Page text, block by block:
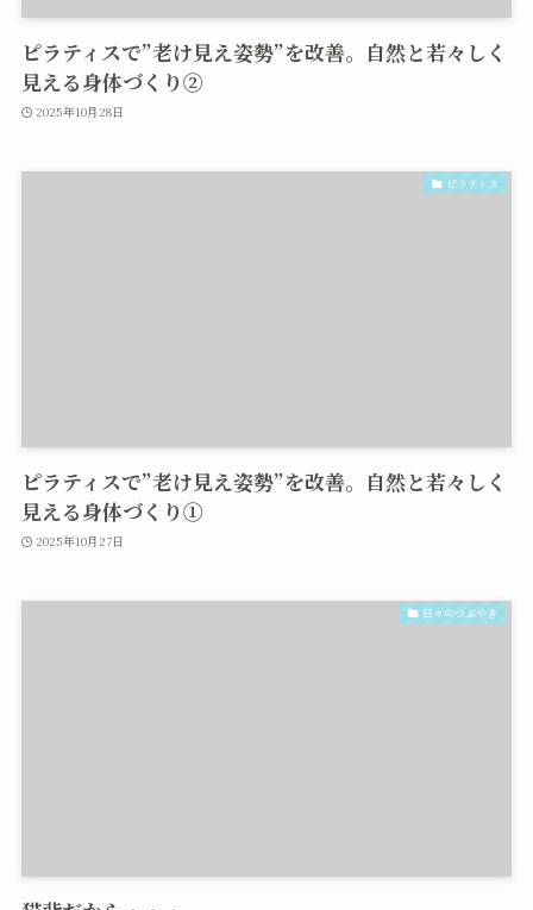
ピラティスで”老け見え姿勢”を改善。自然と若々しく
見える身体づくり②
2025年10月28日
ピラティス
ピラティスで”老け見え姿勢”を改善。自然と若々しく
見える身体づくり①
2025年10月27日
日々のつぶやき